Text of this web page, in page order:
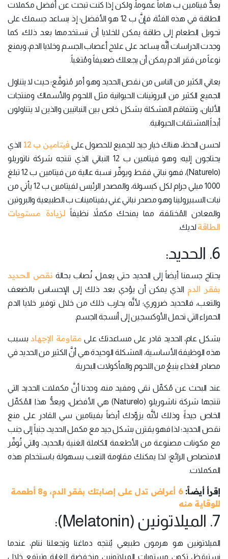
يعدُّ فيتامين ب هاماً عموماً، ولكن إذا كنت تبحث عن أفضل مكملات
الطاقة في هذه الفئة، فإنَّ ب 12 هو الأفضل؛ إذ يساعد جسمك على
تحويل الطعام إلى طاقة يمكن للخلايا أن تستخدمها بعد ذلك، كما
وجدت الدراسات أنَّه يساعد على علاج أعصاب الجسم وخلايا الدم، ويمنع
نوعاً من فقر الدم يمكن أن يجعلك ضعيفاً ومُتعَباً.
يعاني الكثير من الناس من نقص الحديد وهو أمر مُتوقَّع؛ حيث لا يتناول
الجميع الكثير من البروتينات الحيوانية مثل اللحوم والأسماك ومنتجات
الألبان، وتتفاقم المشكلة بشكل خاص بين النباتيين والذين لا يتناولون
أبداً المشتقات الحيوانية.
لحسن الحظ، هناك خيار جيد للجميع للحصول على فيتامين ب 12
الذي
يحتاجون إليه؛ وهو فيتامين ب 12 النباتي الذي تنتجه شركة ناتوريلو
(Naturelo)، فهو نباتي فقط ويوفِّر نسبة عالية من فيتامين ب 12 تبلغ
1000 ميلي جرام لكل كبسولة، والمصدر الرئيس لفيتامين ب 12 يأتي من
نبات السبيرولينا وهو مصدر نباتي غني بفيتامينات ب الطبيعية والبروتين
والمعادن المُختلفة، مما يمنحك مكملاً نظيفاً لزيادة مستويات
الطاقة لديك.
6. الحديد:
يحتاج جسمنا أيضاً إلى الحديد حتى يعمل، نُصاب بحالة نقص الحديد
بفقر الدم الذي يمكن أن يؤدي بعد ذلك إلى الإحساس بالضعف
والتعب، فالحديد ضروري؛ لأنَّه يحارب ذلك من خلال توفير خلايا الدم
الحمراء التي تحمل الأوكسجين إلى أنسجة الجسم.
بشكل عام، الحديد قادر على مساعدتك على مقاومة الإجهادبسبب
هذه الوظيفة الأساسية، المشكلة الوحيدة هي أنَّ الكثير من الحديد في
مصادر الغذاء ينبعُ من اللحوم والمأكولات البحرية.
عند البحث عن مُكمِّل نقي ومفيد منه، وجدنا أنَّ مكملات الحديد التي
تنتجها شركة ناشوريلو (Naturelo) هي الأفضل، ويعدُّ هذا المُكمِّل
الخاص جيداً؛ وذلك لأنَّه يزوِّدك أيضاً بفيتامين سي القادر على منع
نقص الحديد؛ لذا فهو يقترن بشكل جيد مع مكمل الحديد، جنباً إلى جنب
مع مكونات مصنوعة من الأطعمة الكاملة الغنية بالحديد، والتي تُوفِّر
الامتصاص الرائع؛ لذا يمكنك مقاومة التعب بسهولة باستخدام هذه
المكملات.
إقرأ أيضاً:
6 أعراض تدل على إصابتك بفقر الدم، و8 أطعمة
للوقاية منه
7. الميلاتونين (Melatonin):
الميلاتونين هو هرمون طبيعي يُنتجه دماغنا ويَجعلنا ننام، عندما
نستيقظ، تكون مستويات الميلاتونين منخفضة للغاية وترتفع خلال